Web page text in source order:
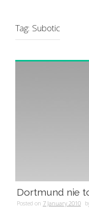
Tag: Subotic
Dortmund nie
Posted on 7 January 2010